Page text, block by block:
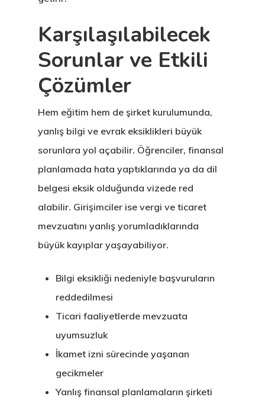
Karşılaşılabilecek
Sorunlar ve Etkili
Çözümler
Hem eğitim hem de şirket kurulumunda,
yanlış bilgi ve evrak eksiklikleri büyük
sorunlara yol açabilir. Öğrenciler, finansal
planlamada hata yaptıklarında ya da dil
belgesi eksik olduğunda vizede red
alabilir. Girişimciler ise vergi ve ticaret
mevzuatını yanlış yorumladıklarında
büyük kayıplar yaşayabiliyor.
Bilgi eksikliği nedeniyle başvuruların
reddedilmesi
Ticari faaliyetlerde mevzuata
uyumsuzluk
İkamet izni sürecinde yaşanan
gecikmeler
Yanlış finansal planlamaların şirketi
Programı
Estonya Blog
Kuruluşu
Estonya
Vize Programı
EU Temporary
Residence
– Startup Visa
Programs
Finlandiya
GDPR